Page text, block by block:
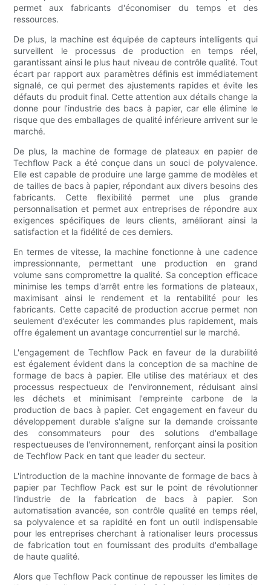
permet aux fabricants d'économiser du temps et des
ressources.
De plus, la machine est équipée de capteurs intelligents qui
surveillent le processus de production en temps réel,
garantissant ainsi le plus haut niveau de contrôle qualité. Tout
écart par rapport aux paramètres définis est immédiatement
signalé, ce qui permet des ajustements rapides et évite les
défauts du produit final. Cette attention aux détails change la
donne pour l’industrie des bacs à papier, car elle élimine le
risque que des emballages de qualité inférieure arrivent sur le
marché.
De plus, la machine de formage de plateaux en papier de
Techflow Pack a été conçue dans un souci de polyvalence.
Elle est capable de produire une large gamme de modèles et
de tailles de bacs à papier, répondant aux divers besoins des
fabricants. Cette flexibilité permet une plus grande
personnalisation et permet aux entreprises de répondre aux
exigences spécifiques de leurs clients, améliorant ainsi la
satisfaction et la fidélité de ces derniers.
En termes de vitesse, la machine fonctionne à une cadence
impressionnante, permettant une production en grand
volume sans compromettre la qualité. Sa conception efficace
minimise les temps d'arrêt entre les formations de plateaux,
maximisant ainsi le rendement et la rentabilité pour les
fabricants. Cette capacité de production accrue permet non
seulement d’exécuter les commandes plus rapidement, mais
offre également un avantage concurrentiel sur le marché.
L'engagement de Techflow Pack en faveur de la durabilité
est également évident dans la conception de sa machine de
formage de bacs à papier. Elle utilise des matériaux et des
processus respectueux de l'environnement, réduisant ainsi
les déchets et minimisant l'empreinte carbone de la
production de bacs à papier. Cet engagement en faveur du
développement durable s'aligne sur la demande croissante
des consommateurs pour des solutions d'emballage
respectueuses de l'environnement, renforçant ainsi la position
de Techflow Pack en tant que leader du secteur.
L'introduction de la machine innovante de formage de bacs à
papier par Techflow Pack est sur le point de révolutionner
l'industrie de la fabrication de bacs à papier. Son
automatisation avancée, son contrôle qualité en temps réel,
sa polyvalence et sa rapidité en font un outil indispensable
pour les entreprises cherchant à rationaliser leurs processus
de fabrication tout en fournissant des produits d'emballage
de haute qualité.
Alors que Techflow Pack continue de repousser les limites de